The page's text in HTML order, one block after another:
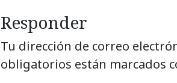
Responder
Tu dirección de correo
obligatorios están marcados